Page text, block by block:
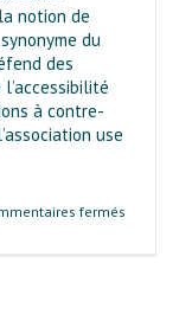
notion de
du
des
à contre-
use
fermés